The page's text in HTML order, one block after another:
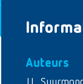
Auteurs